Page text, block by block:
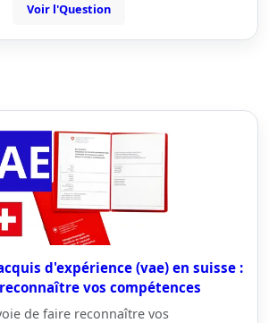
Voir l'Question
d'expérience (vae) en suisse :
vos compétences
de faire reconnaître vos